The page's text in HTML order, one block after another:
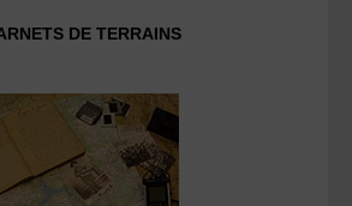
DE TERRAINS